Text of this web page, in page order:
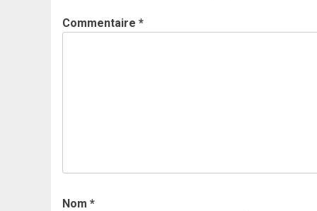
Commentaire *
Nom *